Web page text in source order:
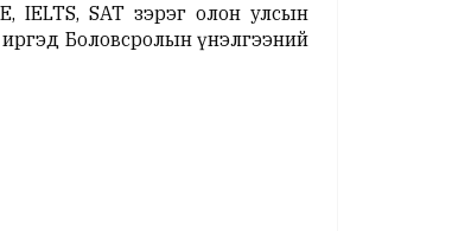
IELTS, SAT зэрэг олон улсын
Боловсролын үнэлгээний